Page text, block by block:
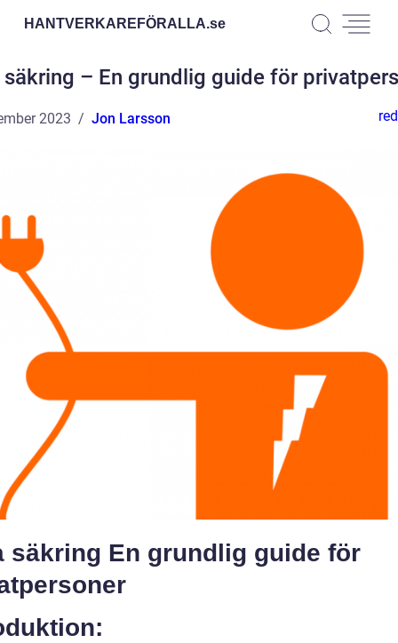
HANTVERKAREFÖRALLA.se
säkring – En grundlig guide för
2023 Jon Larsson
säkring En grundlig guide för